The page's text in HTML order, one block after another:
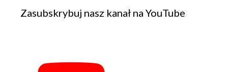
Zasubskrybuj nasz kanał na YouTube